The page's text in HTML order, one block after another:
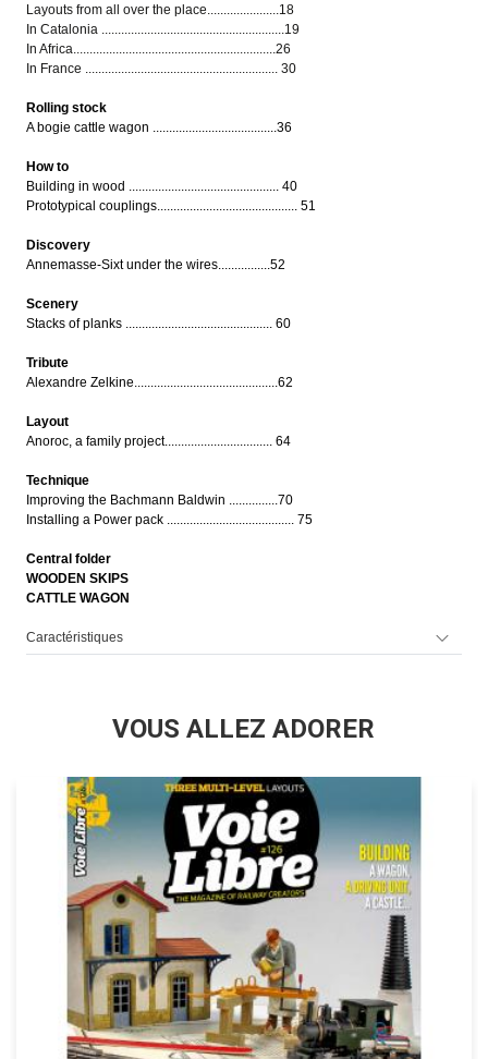
Layouts from all over the place......................18
In Catalonia ........................................................19
In Africa..............................................................26
In France ........................................................... 30
Rolling stock
A bogie cattle wagon ......................................36
How to
Building in wood .............................................. 40
Prototypical couplings........................................... 51
Discovery
Annemasse-Sixt under the wires................52
Scenery
Stacks of planks ............................................. 60
Tribute
Alexandre Zelkine............................................62
Layout
Anoroc, a family project................................. 64
Technique
Improving the Bachmann Baldwin ...............70
Installing a Power pack ....................................... 75
Central folder
WOODEN SKIPS
CATTLE WAGON
Caractéristiques
VOUS ALLEZ ADORER